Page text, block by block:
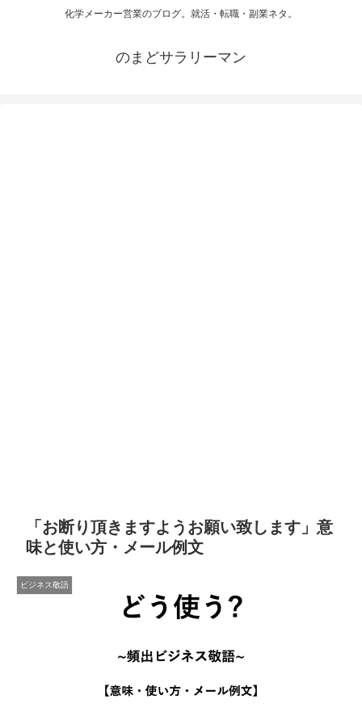
化学メーカー営業のブログ。就活・転職・副業ネタ。
のまどサラリーマン
「お断り頂きますようお願い致します」意
味と使い方・メール例文
ビジネス敬語